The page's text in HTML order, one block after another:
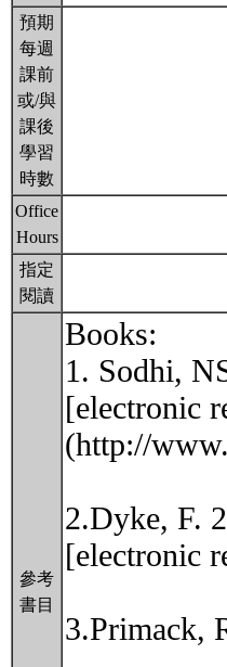
預期
每週
課前
或/與
課後
學習
時數
Office
Hours
指定
閱讀
參考
書目
Books:
1. Sodhi,
[electronic
(http://
2.Dyke, F.
[electronic
3.Primack,